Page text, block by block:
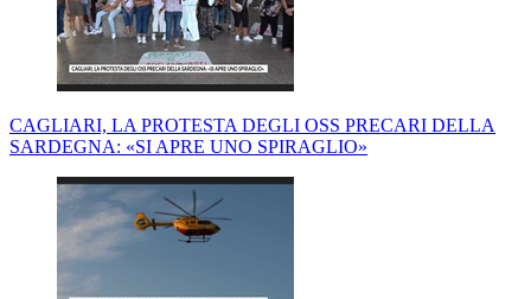
CAGLIARI, LA PROTESTA DEGLI OSS PRECARI DELLA
SARDEGNA: «SI APRE UNO SPIRAGLIO»